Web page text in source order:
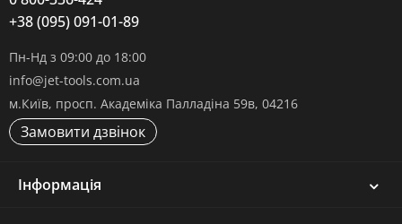
+38 (095) 091-01-89
Пн-Нд з 09:00 до 18:00
info@jet-tools.com.ua
м.Київ, просп. Академіка Палладіна 59в, 04216
Замовити дзвінок
Інформація